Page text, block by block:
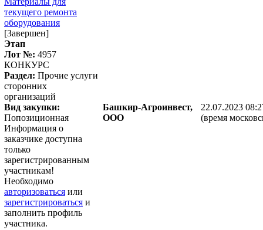
текущего ремонта
оборудования
[Завершен]
Этап
Лот №: 4957
КОНКУРС
Раздел: Прочие услуги
сторонних
организаций
Вид закупки:
Попозиционная
Информация о
заказчике доступна
только
зарегистрированным
участникам!
Необходимо
авторизоваться или
зарегистрироваться и
заполнить профиль
участника.
Башкир-Агроинвест,
ООО
22.07.2023
(время